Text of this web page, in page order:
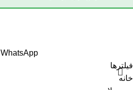
WhatsApp
فیلترها
خانه